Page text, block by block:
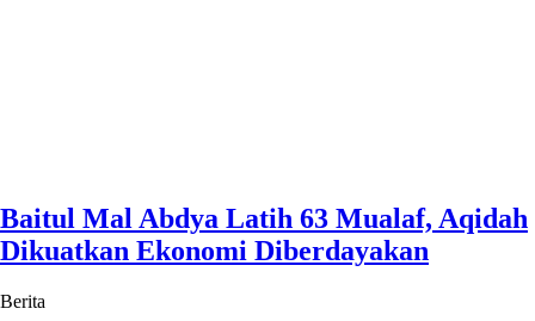
Baitul Mal Abdya Latih 63 Mualaf, Aqidah
Dikuatkan Ekonomi Diberdayakan
Berita